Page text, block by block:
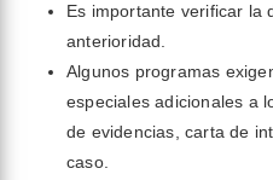
Es importante verificar la
anterioridad.
Algunos programas
especiales adicionales a
de evidencias, carta de
caso.